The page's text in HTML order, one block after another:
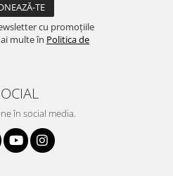
cu promoțiile
multe în Politica de
în social media.